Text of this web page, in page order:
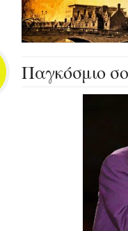
Παγκόσμιο